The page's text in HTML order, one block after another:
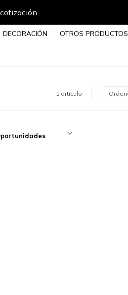
DECORACIÓN OTROS PRODUCTOS
1 artículo